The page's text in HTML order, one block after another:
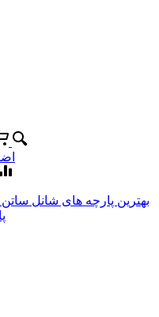
بهترین پارچه های شانل ساتن